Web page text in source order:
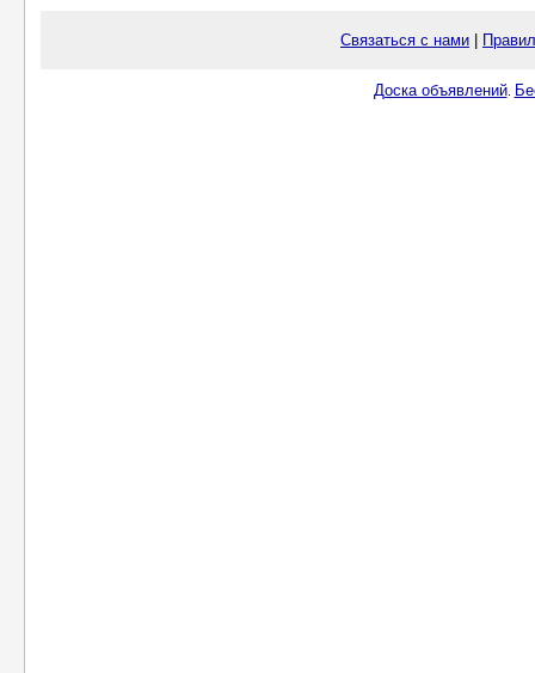
Связаться с нами
Доска объявлений.